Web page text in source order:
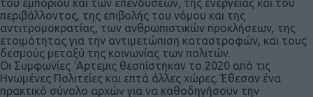
του εμπορίου και των επενδύσεων, της ενέργειας και του
περιβάλλοντος, της επιβολής του νόμου και της
αντιτρομοκρατίας, των ανθρωπιστικών προκλήσεων, της
ετοιμότητας για την αντιμετώπιση καταστροφών, και τους
δεσμούς μεταξύ της κοινωνίας των πολιτών.
Οι Συμφωνίες ‘Αρτεμις θεσπίστηκαν το 2020 από τις
Ηνωμένες Πολιτείες και επτά άλλες χώρες. Έθεσαν ένα
πρακτικό σύνολο αρχών για να καθοδηγήσουν την